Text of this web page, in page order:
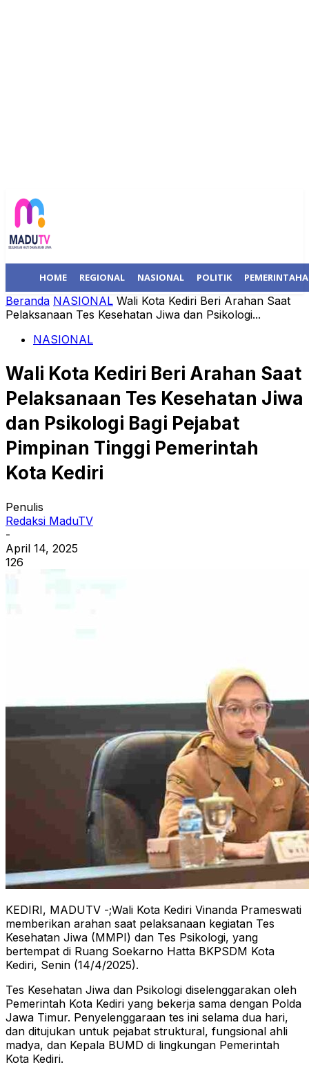
HOME REGIONAL NASIONAL POLITIK
Beranda NASIONAL Wali Kota Kediri Beri Arahan Saat
Pelaksanaan Tes Kesehatan Jiwa dan Psikologi...
NASIONAL
Wali Kota Kediri Beri Arahan Saat
Pelaksanaan Tes Kesehatan Jiwa
dan Psikologi Bagi Pejabat
Pimpinan Tinggi Pemerintah
Kota Kediri
Penulis
Redaksi MaduTV
-
April 14, 2025
126
KEDIRI, MADUTV -;Wali Kota Kediri Vinanda Prameswati
memberikan arahan saat pelaksanaan kegiatan Tes
Kesehatan Jiwa (MMPI) dan Tes Psikologi, yang
bertempat di Ruang Soekarno Hatta BKPSDM Kota
Kediri, Senin (14/4/2025).
Tes Kesehatan Jiwa dan Psikologi diselenggarakan oleh
Pemerintah Kota Kediri yang bekerja sama dengan Polda
Jawa Timur. Penyelenggaraan tes ini selama dua hari,
dan ditujukan untuk pejabat struktural, fungsional ahli
madya, dan Kepala BUMD di lingkungan Pemerintah
Kota Kediri.